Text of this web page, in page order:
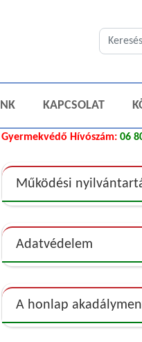
KAPCSOLAT
Gyermekvédő Hívószám: 06
Működési
Adatvédelem
A honlap